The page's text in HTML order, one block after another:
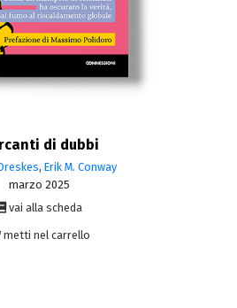
di dubbi
, Erik M. Conway
marzo 2025
vai alla scheda
metti nel carrello